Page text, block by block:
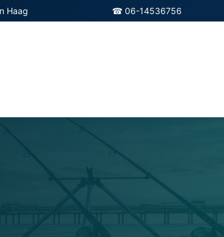
Haag ☎ 06-14536756